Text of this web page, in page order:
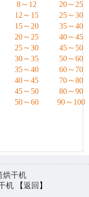
8～ 12 20～ 25
12 ～ 15 25～30
15～20 35～40
20～25 40～45
25～30 45～ 50
30～35 50～60
35～40 60～ 70
40～45 70～80
45～ 50 80～90
50～60 90～ 100
烘干机
机 【返回 】